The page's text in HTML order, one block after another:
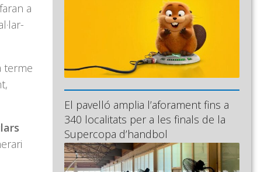
a
terme
El pavelló amplia l’aforament fins a
340 localitats per a les finals de la
Supercopa d’handbol